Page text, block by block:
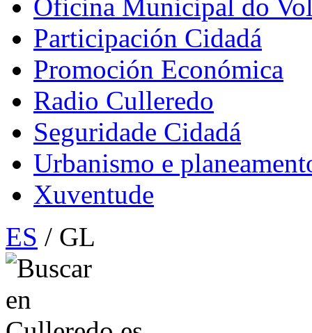
Oficina Municipal do
Participación Cidadá
Promoción Económica
Radio Culleredo
Seguridade Cidadá
Urbanismo e
Xuventude
ES / GL